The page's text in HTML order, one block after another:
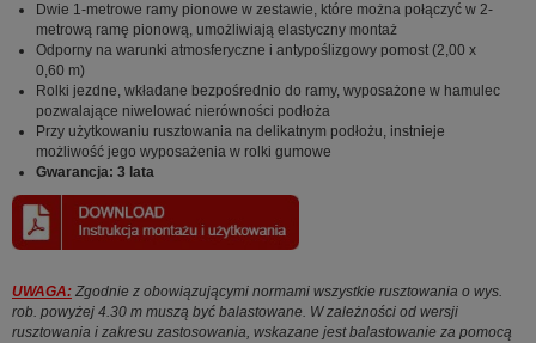
Dwie 1-metrowe ramy pionowe w zestawie, które można połączyć w 2-
metrową ramę pionową, umożliwiają elastyczny montaż
Odporny na warunki atmosferyczne i antypoślizgowy pomost (2,00 x
0,60 m)
Rolki jezdne, wkładane bezpośrednio do ramy, wyposażone w hamulec
pozwalające niwelować nierówności podłoża
Przy użytkowaniu rusztowania na delikatnym podłożu, instnieje
możliwość jego wyposażenia w rolki gumowe
Gwarancja: 3 lata
UWAGA: Zgodnie z obowiązującymi normami wszystkie rusztowania o wys.
rob. powyżej 4.30 m muszą być balastowane. W zależności od wersji
rusztowania i zakresu zastosowania, wskazane jest balastowanie za pomocą